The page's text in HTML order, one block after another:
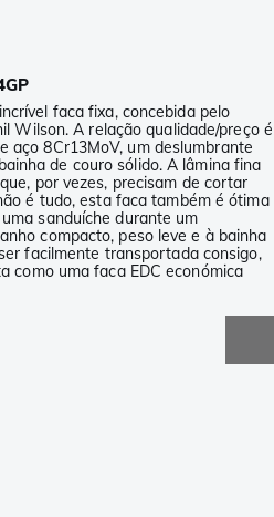
faca fixa, concebida pelo
Wilson. A relação qualidade/preço é
aço 8Cr13MoV, um deslumbrante
de couro sólido. A lâmina fina
por vezes, precisam de cortar
é tudo, esta faca também é ótima
sanduíche durante um
compacto, peso leve e à bainha
facilmente transportada consigo,
como uma faca EDC económica